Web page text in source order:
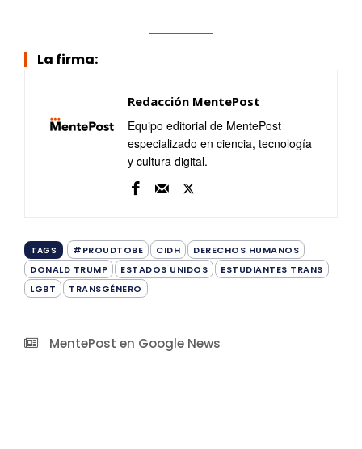
La firma:
Redacción MentePost
Equipo editorial de MentePost
especializado en ciencia, tecnología
y cultura digital.
TAGS #PROUDTOBE CIDH
DERECHOS HUMANOS
DONALD TRUMP
ESTADOS UNIDOS
ESTUDIANTES TRANS
LGBT
TRANSGÉNERO
MentePost en Google News